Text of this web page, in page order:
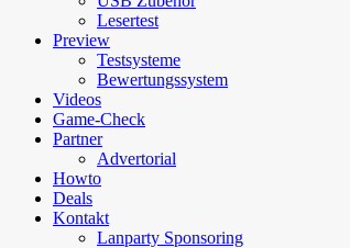
Lesertest
Preview
Testsysteme
Bewertungssystem
Videos
Game-Check
Partner
Advertorial
Howto
Deals
Kontakt
Lanparty Sponsoring